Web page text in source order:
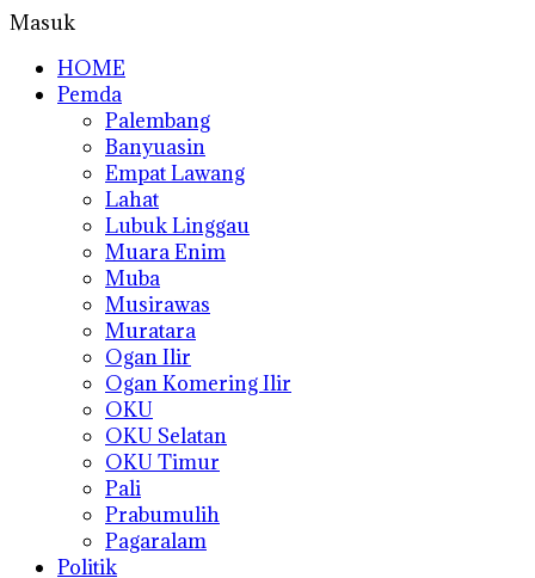
Masuk
HOME
Pemda
Palembang
Banyuasin
Empat Lawang
Lahat
Lubuk Linggau
Muara Enim
Muba
Musirawas
Muratara
Ogan Ilir
Ogan Komering Ilir
OKU
OKU Selatan
OKU Timur
Pali
Prabumulih
Pagaralam
Politik